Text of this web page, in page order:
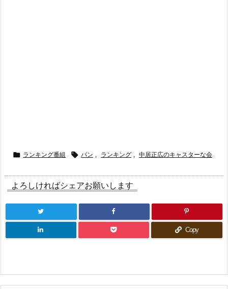
 ランキング番組  パン , ランキング , 中居正広のキャスターな会
よろしければシェアお願いします
Copy